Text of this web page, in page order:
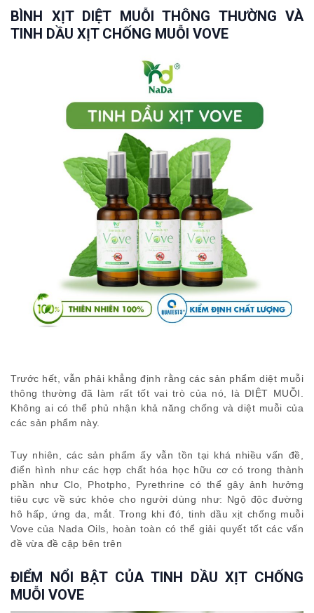
BÌNH XỊT DIỆT MUỖI THÔNG THƯỜNG VÀ
TINH DẦU XỊT CHỐNG MUỖI VOVE
Trước hết, vẫn phải khẳng định rằng các sản phẩm diệt muỗi
thông thường đã làm rất tốt vai trò của nó, là DIỆT MUỖI.
Không ai có thể phủ nhận khả năng chống và diệt muỗi của
các sản phẩm này.
Tuy nhiên, các sản phẩm ấy vẫn tồn tại khá nhiều vấn đề,
điển hình như các hợp chất hóa học hữu cơ có trong thành
phần như Clo, Photpho, Pyrethrine có thể gây ảnh hưởng
tiêu cực về sức khỏe cho người dùng như: Ngộ độc đường
hô hấp, ứng da, mắt. Trong khi đó, tinh dầu xịt chống muỗi
Vove của Nada Oils, hoàn toàn có thể giải quyết tốt các vấn
đề vừa đề cập bên trên
ĐIỂM NỔI BẬT CỦA TINH DẦU XỊT CHỐNG
MUỖI VOVE